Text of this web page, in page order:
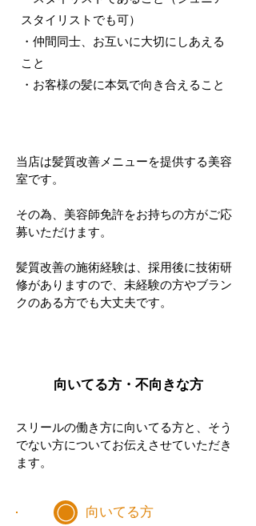
スタイリストでも可）
・仲間同士、お互いに大切にしあえる
こと
​・お客様の髪に本気で向き合えること
当店は髪質改善メニューを提供する美容
室です。
その為、美容師免許をお持ちの方がご応
募いただけます。
​髪質改善の施術経験は、採用後に技術研
修がありますので、未経験の方やブラン
クのある方でも大丈夫です。
向いてる方・不向きな方
スリールの働き方に向いてる方と、そう
でない方についてお伝えさせていただき
ます。
向いてる方